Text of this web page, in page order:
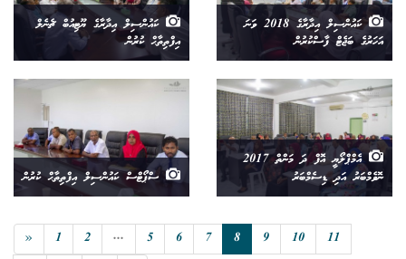
ކައުންސިލް އިދާރާގެ 2018 ވަނަ
އަހަރުގެ ބަޖެޓް ފާސްކުރުން
ކައުންސިލް އިދާރާގެ ޔޫޓިއުބް ޗެނެލް
އިފްތިތާޙް ކުރުން
އެމްޕްލޯޔީ އޮފް ދަ މަންތް 2017
ނޮވެމްބަރު އަދި ޑިސެމްބަރު
ސްޕޯޓްސް ކައުންސިލް އިފްތިތާޙް ކުރުން
« 1 2 ... 5 6 7 8 9 10 11